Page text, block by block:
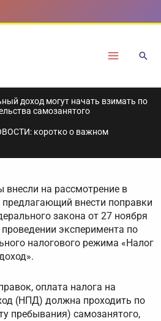
доход могут начать взимать по
самозанятого
коротко о важном
внесли на рассмотрение в
предлагающий внести поправки
закона от 27 ноября
эксперимента по
налогового режима «Налог
оплата налога на
(НПД) должна проходить по
пребывания) самозанятого,